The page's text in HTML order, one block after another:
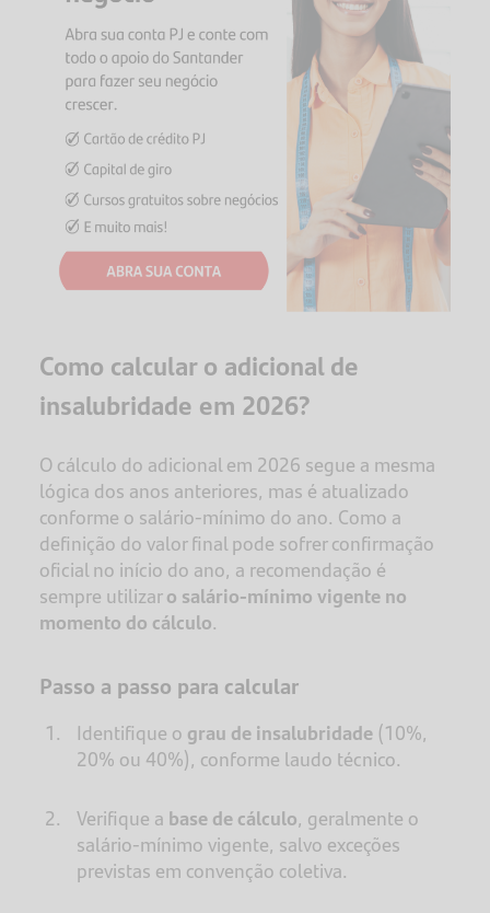
Como calcular o adicional de
insalubridade em 2026?
O cálculo do adicional em 2026 segue a mesma
lógica dos anos anteriores, mas é atualizado
conforme o salário-mínimo do ano. Como a
definição do valor final pode sofrer confirmação
oficial no início do ano, a recomendação é
sempre utilizaro salário-mínimo vigente no
momento do cálculo.
Passo a passo para calcular
Identifique o grau de insalubridade(10%,
20% ou 40%), conforme laudo técnico.
Verifique a base de cálculo, geralmente o
salário-mínimo vigente, salvo exceções
previstas em convenção coletiva.